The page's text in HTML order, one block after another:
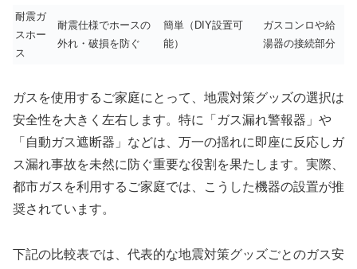
耐震ガ
スホー
ス
耐震仕様でホースの
外れ・破損を防ぐ
簡単（DIY設置可
能）
ガスコンロや給
湯器の接続部分
ガスを使用するご家庭にとって、地震対策グッズの選択は
安全性を大きく左右します。特に「ガス漏れ警報器」や
「自動ガス遮断器」などは、万一の揺れに即座に反応しガ
ス漏れ事故を未然に防ぐ重要な役割を果たします。実際、
都市ガスを利用するご家庭では、こうした機器の設置が推
奨されています。
下記の比較表では、代表的な地震対策グッズごとのガス安